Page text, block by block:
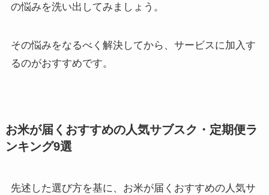
の悩みを洗い出してみましょう。
その悩みをなるべく解決してから、サービスに加入す
るのがおすすめです。
お米が届くおすすめの人気サブスク・定期便ラ
ンキング9選
先述した選び方を基に、お米が届くおすすめの人気サ